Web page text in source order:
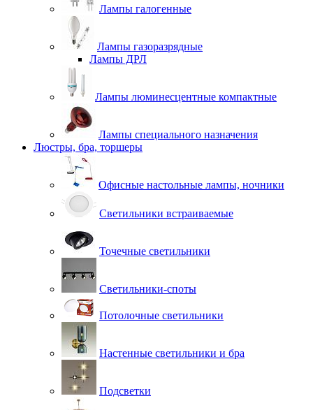
Лампы галогенные
Лампы газоразрядные
Лампы ДРЛ
Лампы люминесцентные компактные
Лампы специального назначения
Люстры, бра, торшеры
Офисные настольные лампы, ночники
Светильники встраиваемые
Точечные светильники
Светильники-споты
Потолочные светильники
Настенные светильники и бра
Подсветки